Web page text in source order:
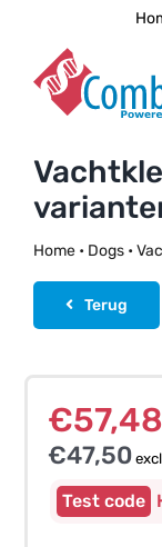
inhoud
Home• Dogs•
Terug
€57,48
€47,50